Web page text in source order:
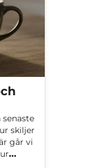
skiljer
går vi